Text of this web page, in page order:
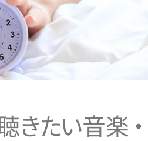
きたい音楽・